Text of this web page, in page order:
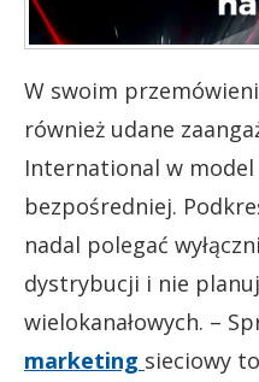
W swoim
również udane
International w model
bezpośredniej.
nadal polegać
dystrybucji i nie
wielokanałowych. –
marketing sieciowy